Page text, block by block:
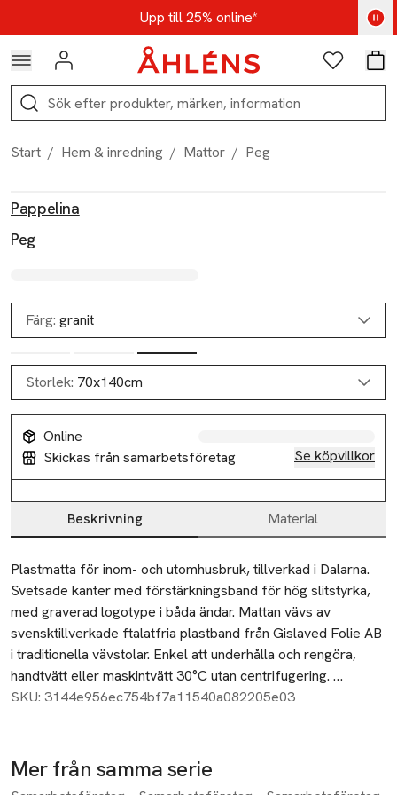
Hoppa till navigationsmenynUpp till 25% online*
Kod: AUG25 - Shoppa nu
Logga in Favoriter
Sök
Start / Hem & inredning / Mattor / Peg
Pappelina
Peg
Färg: granit
Storlek: 70x140cm
Online
Skickas från samarbetsföretag
Se köpvillkor
Beskrivning Material
Beskrivning
Plastmatta för inom- och utomhusbruk, tillverkad i Dalarna.
Svetsade kanter med förstärkningsband för hög slitstyrka,
med graverad logotype i båda ändar. Mattan vävs av
svensktillverkade ftalatfria plastband från Gislaved Folie AB
i traditionella vävstolar. Enkel att underhålla och rengöra,
handtvätt eller maskintvätt 30°C utan centrifugering.
Storleksavvikelser på ±4% kan förekomma på grund av
SKU: 3144e956ec754bf7a11540a082205e03
Mer från samma serie